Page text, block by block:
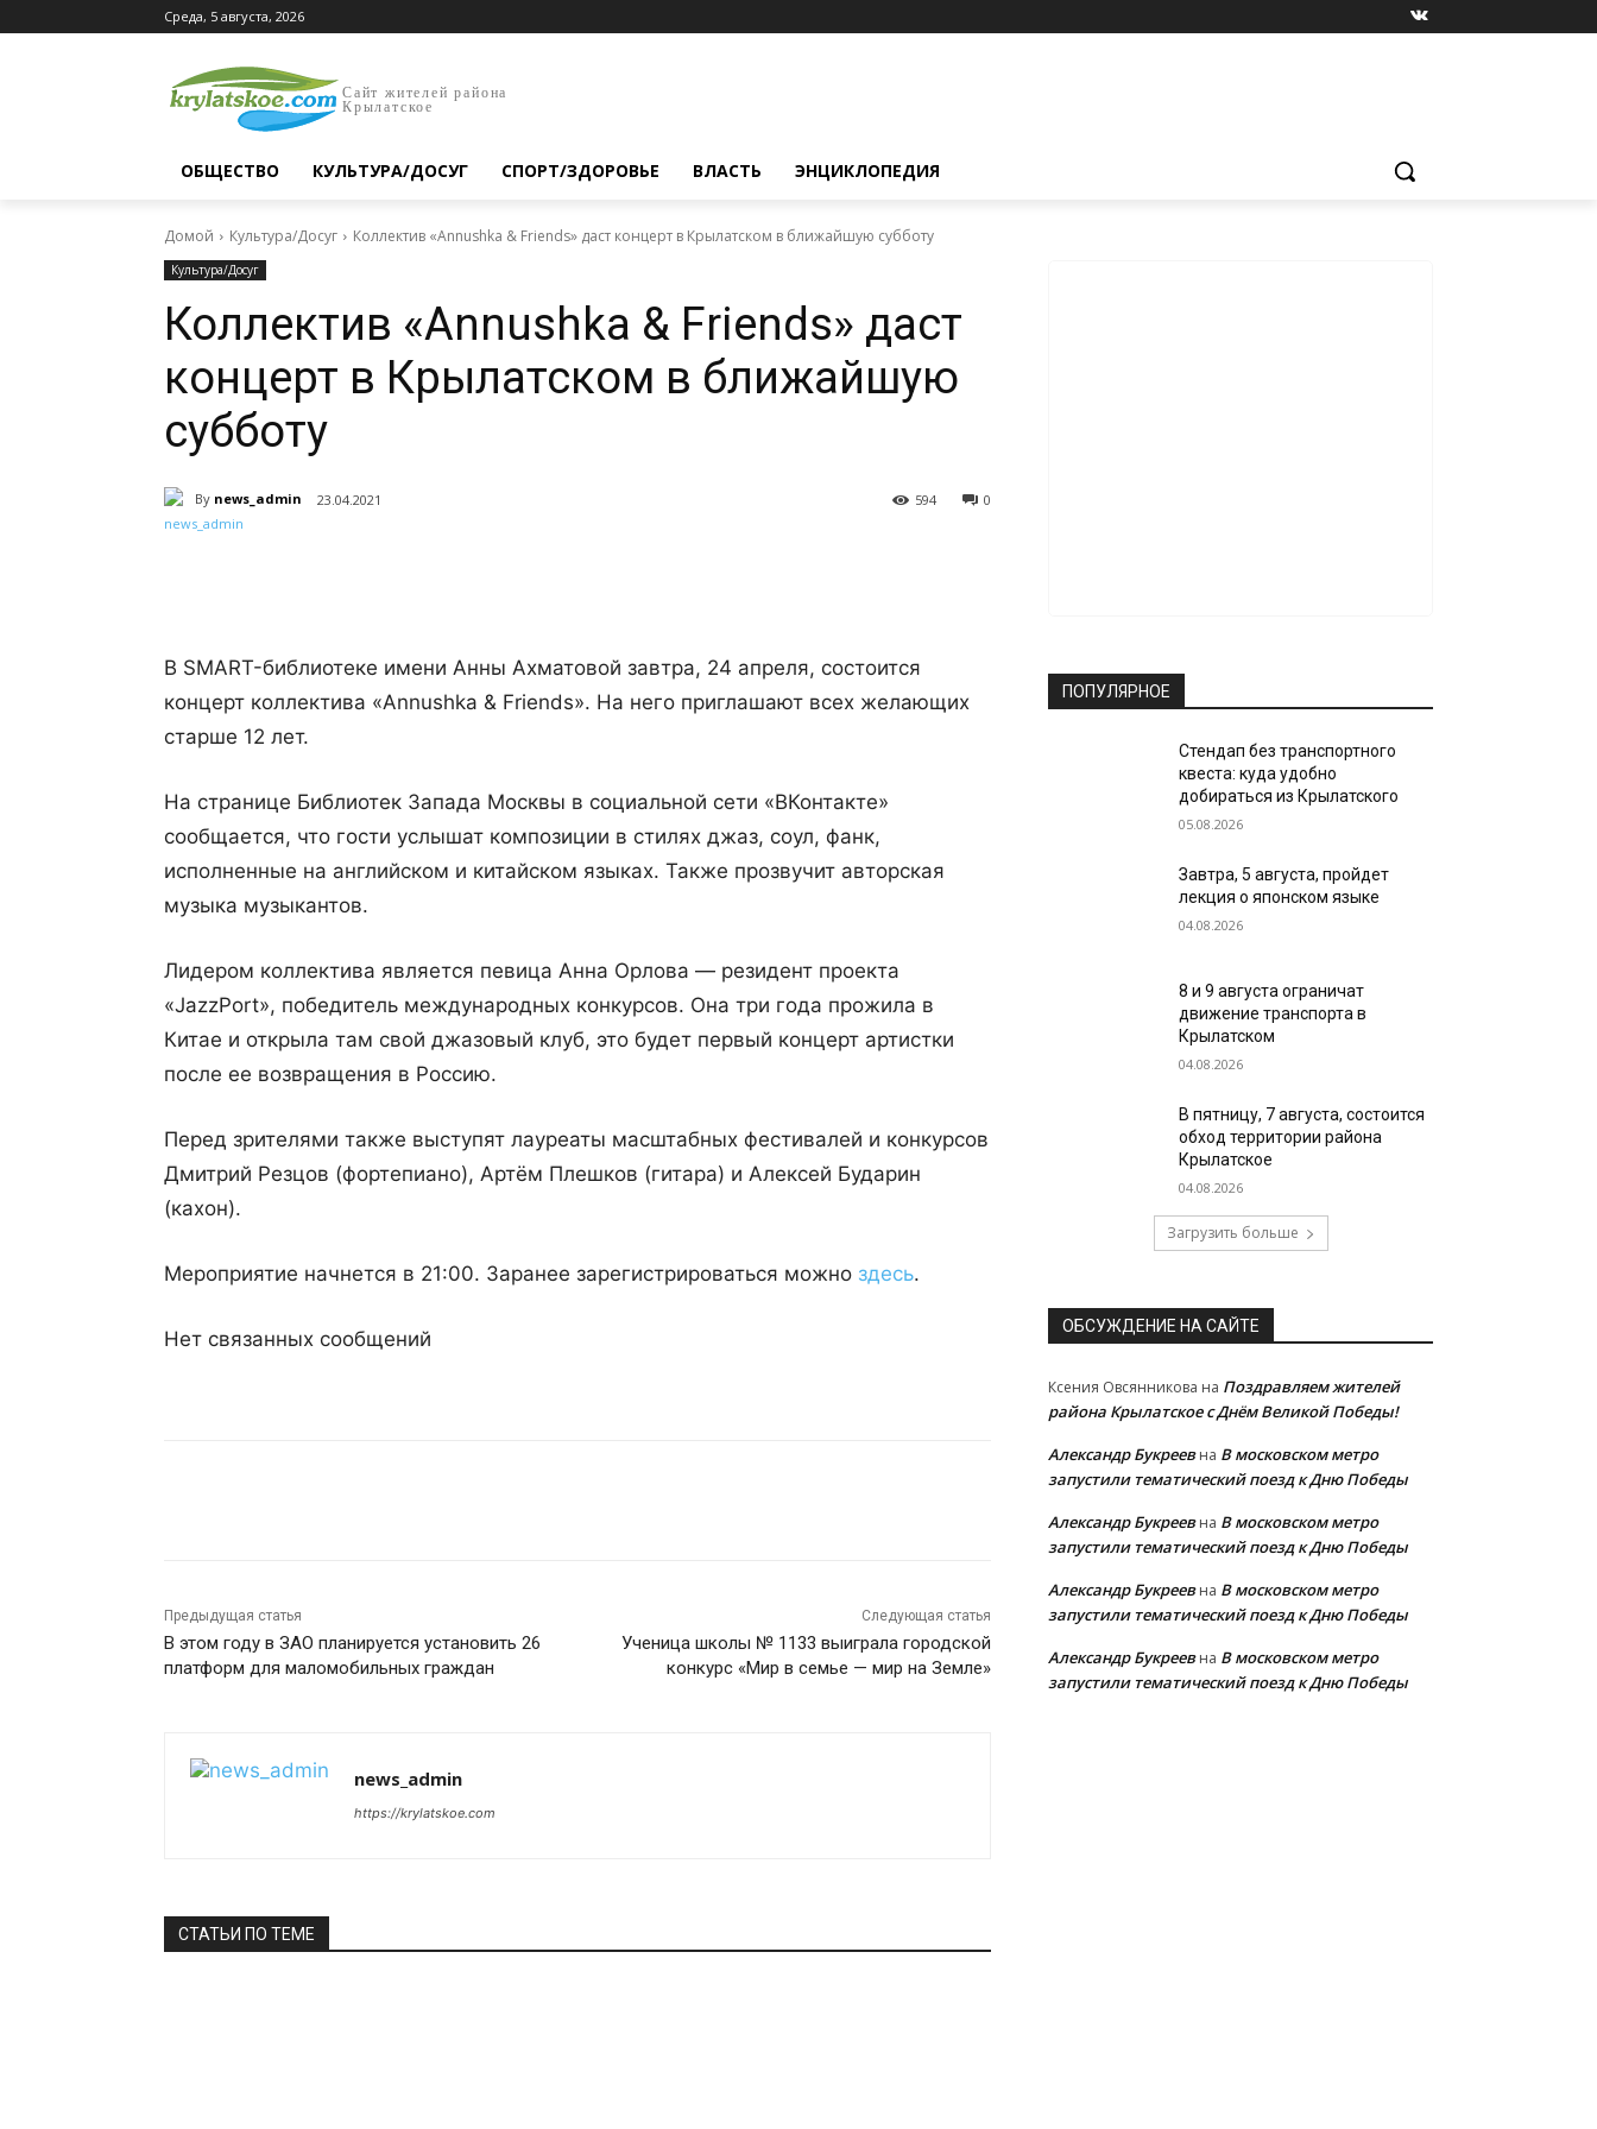
Среда, 5 августа, 2026
Сайт жителей района
Крылатское
ОБЩЕСТВО КУЛЬТУРА/ДОСУГ СПОРТ/ЗДОРОВЬЕ ВЛАСТЬ ЭНЦИКЛОПЕДИЯ
Домой Культура/Досуг Коллектив «Annushka & Friends» даст концерт в Крылатском в ближайшую субботу
Культура/Досуг
Коллектив «Annushka & Friends» даст
концерт в Крылатском в ближайшую
субботу
By news_admin 23.04.2021 0
594
В SMART-библиотеке имени Анны Ахматовой завтра, 24 апреля, состоится
концерт коллектива «Annushka & Friends». На него приглашают всех желающих
старше 12 лет.
На странице Библиотек Запада Москвы в социальной сети «ВКонтакте»
сообщается, что гости услышат композиции в стилях джаз, соул, фанк,
исполненные на английском и китайском языках. Также прозвучит авторская
музыка музыкантов.
Лидером коллектива является певица Анна Орлова — резидент проекта
«JazzPort», победитель международных конкурсов. Она три года прожила в
Китае и открыла там свой джазовый клуб, это будет первый концерт артистки
после ее возвращения в Россию.
Перед зрителями также выступят лауреаты масштабных фестивалей и конкурсов
Дмитрий Резцов (фортепиано), Артём Плешков (гитара) и Алексей Бударин
(кахон).
Мероприятие начнется в 21:00. Заранее зарегистрироваться можно здесь.
Нет связанных сообщений
Предыдущая статья
В этом году в ЗАО планируется установить 26
платформ для маломобильных граждан
Следующая статья
Ученица школы № 1133 выиграла городской
конкурс «Мир в семье — мир на Земле»
news_admin
https://krylatskoe.com
СТАТЬИ ПО ТЕМЕ
ПОПУЛЯРНОЕ
Стендап без транспортного
квеста: куда удобно
добираться из Крылатского
05.08.2026
Завтра, 5 августа, пройдет
лекция о японском языке
04.08.2026
8 и 9 августа ограничат
движение транспорта в
Крылатском
04.08.2026
В пятницу, 7 августа, состоится
обход территории района
Крылатское
04.08.2026
Загрузить больше
ОБСУЖДЕНИЕ НА САЙТЕ
Ксения Овсянникова на Поздравляем жителей
района Крылатское с Днём Великой Победы!
Александр Букреевна В московском метро
запустили тематический поезд к Дню Победы
Александр Букреевна В московском метро
запустили тематический поезд к Дню Победы
Александр Букреевна В московском метро
запустили тематический поезд к Дню Победы
Александр Букреевна В московском метро
запустили тематический поезд к Дню Победы